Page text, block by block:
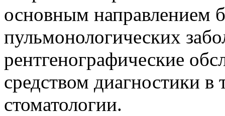
основным направлением
пульмонологических
рентгенографические
средством диагностики в
стоматологии.